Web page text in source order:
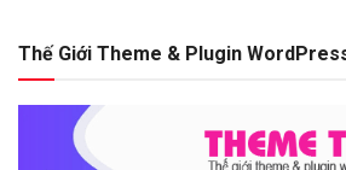
Thế Giới Theme & Plugin